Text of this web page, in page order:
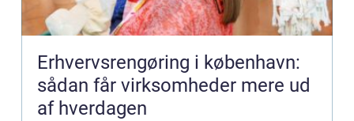
Erhvervsrengøring i københavn:
sådan får virksomheder mere ud
af hverdagen